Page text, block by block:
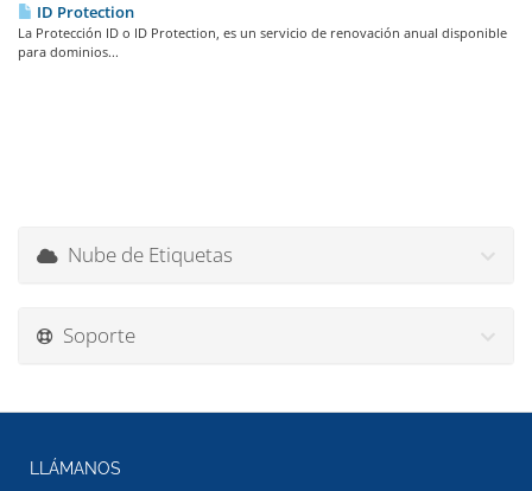
ID Protection
La Protección ID o ID Protection, es un servicio de renovación anual disponible
para dominios...
Nube de Etiquetas
Soporte
LLÁMANOS